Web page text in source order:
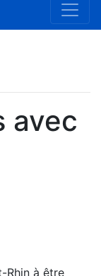
avec
Rhin à être